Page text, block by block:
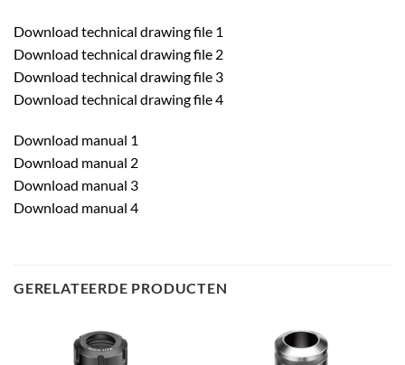
Download technical drawing file 1
Download technical drawing file 2
Download technical drawing file 3
Download technical drawing file 4
Download manual 1
Download manual 2
Download manual 3
Download manual 4
GERELATEERDE PRODUCTEN